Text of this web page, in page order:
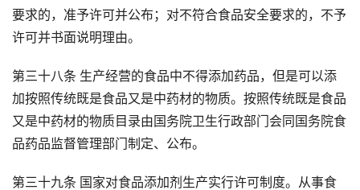
要求的，准予许可并公布；对不符合食品安全要求的，不予
许可并书面说明理由。
第三十八条 生产经营的食品中不得添加药品，但是可以添
加按照传统既是食品又是中药材的物质。按照传统既是食品
又是中药材的物质目录由国务院卫生行政部门会同国务院食
品药品监督管理部门制定、公布。
第三十九条 国家对食品添加剂生产实行许可制度。从事食